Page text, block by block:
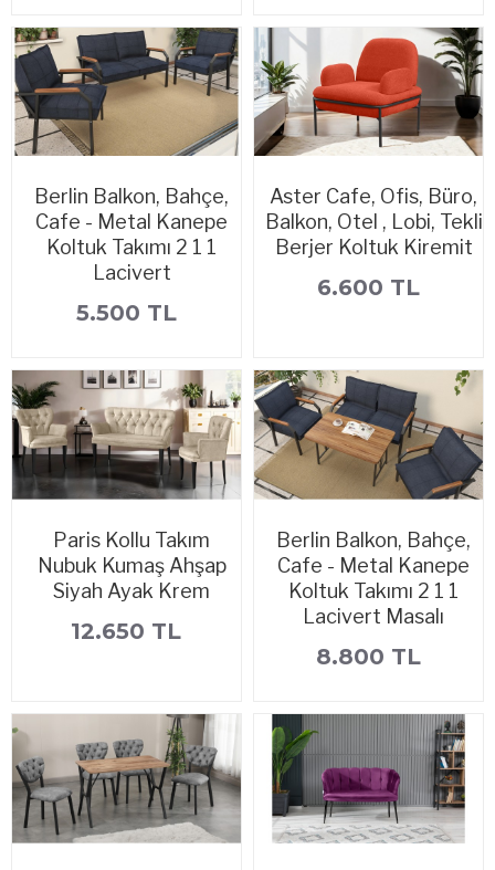
Berlin Balkon, Bahçe,
Cafe - Metal Kanepe
Koltuk Takımı 2 1 1
Lacivert
5.500 TL
Aster Cafe, Ofis, Büro,
Balkon, Otel , Lobi, Tekli
Berjer Koltuk Kiremit
6.600 TL
Paris Kollu Takım
Nubuk Kumaş Ahşap
Siyah Ayak Krem
12.650 TL
Berlin Balkon, Bahçe,
Cafe - Metal Kanepe
Koltuk Takımı 2 1 1
Lacivert Masalı
8.800 TL